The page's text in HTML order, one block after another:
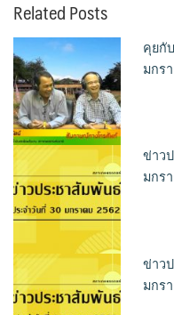
Related Posts
คุยกั
มกร
ข่าว
มกร
ข่าว
มกร